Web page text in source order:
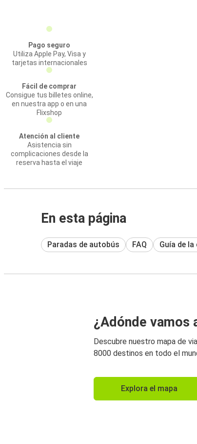
Pago seguro
Utiliza Apple Pay, Visa y
tarjetas internacionales
Fácil de comprar
Consigue tus billetes online,
en nuestra app o en una
Flixshop
Atención al cliente
Asistencia sin
complicaciones desde la
reserva hasta el viaje
En esta página
Paradas de autobús FAQ Guía de la
¿Adónde vamos
Descubre nuestro mapa de
8000 destinos en todo el
Explora el mapa